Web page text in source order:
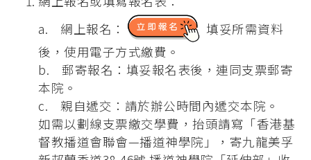
a. 網上報名：
填妥所需資料
後，使用電子方式繳費。
b. 郵寄報名：填妥報名表後，連同支票郵寄
本院。
c. 親自遞交：請於辦公時間內遞交本院。
如需以劃線支票繳交學費，抬頭請寫「香港基
督教播道會聯會—播道神學院」，寄九龍美孚